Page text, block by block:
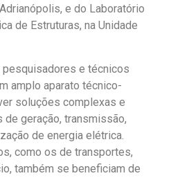
e do Laboratório
de Estruturas, na Unidade
e técnicos
amplo aparato técnico-
soluções complexas e
de geração, transmissão,
de energia elétrica.
como os de transportes,
também se beneficiam de